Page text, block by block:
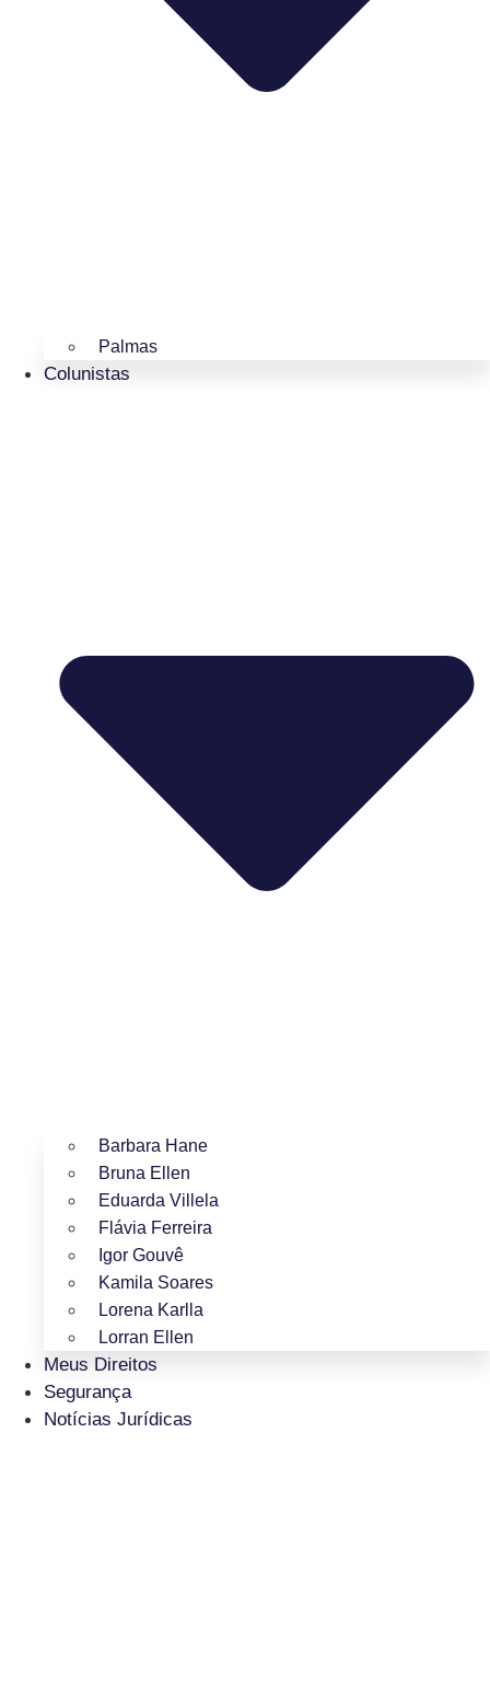
Palmas
Colunistas
Barbara Hane
Bruna Ellen
Eduarda Villela
Flávia Ferreira
Igor Gouvê
Kamila Soares
Lorena Karlla
Lorran Ellen
Meus Direitos
Segurança
Notícias Jurídicas